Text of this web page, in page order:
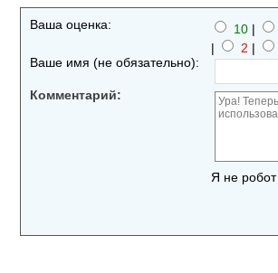
Ваша оценка: 10 |
|
2 |
Ваше имя (не обязательно):
Комментарий:
Я не робот